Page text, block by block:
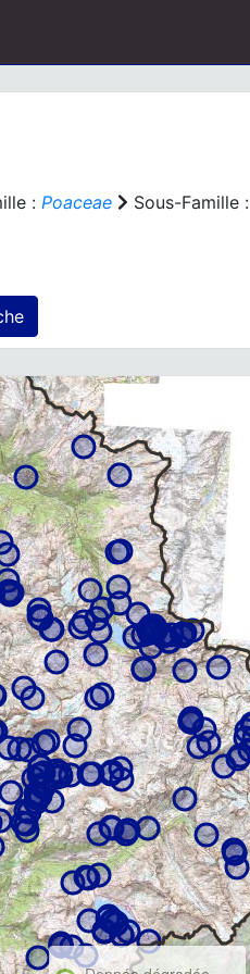
: Poaceae Sous-Famille :
sur cette fiche